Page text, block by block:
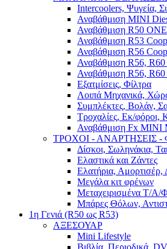
Intercoolers, Ψυγεία,
Αναβάθμιση MINI
Αναβάθμιση R50
Αναβάθμιση R53
Αναβάθμιση R56
Αναβάθμιση R56, R60
Αναβάθμιση R56,
Εξατμίσεις, Φίλτρα
Λοιπά Μηχανικά,
Συμπλέκτες, Βολάν,
Τροχαλίες, Εκ/φόροι,
Αναβάθμιση Fx MINI
ΤΡΟΧΟΙ - ΑΝΑΡΤΗΣΕΙΣ -
Δίσκοι, Σωληνάκια,
Ελαστικά και Ζάντες
Ελατήρια, Αμορτισέρ,
Μεγάλα κιτ φρένων
Μεταχειρισμένα Τ/Α/
Μπάρες Θόλων,
1η Γενιά (R50 ως R53)
ΑΞΕΣΟΥΑΡ
Mini Lifestyle
Βιβλία, Περιοδικά,